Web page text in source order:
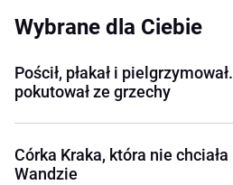
Wybrane dla Ciebie
Pościł, płakał i
pokutował ze grzechy
Córka Kraka, która nie
Wandzie